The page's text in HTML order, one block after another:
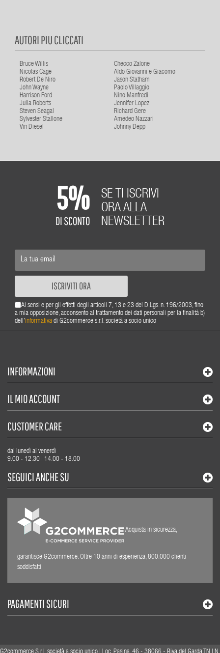
AUTORI PIU CLICCATI
Bruce Willis
Checco Zalone
Nicolas Cage
Aldo Giovanni e Giacomo
Robert De Niro
Jason Statham
John Wayne
Paolo Villaggio
Harrison Ford
Nino Manfredi
Julia Roberts
Jennifer Lopez
Steven Seagal
Richard Gere
Sylvester Stallone
Amedeo Nazzari
Vin Diesel
Johnny Depp
5%
DI SCONTO
SE TI ISCRIVI
ORA ALLA
NEWSLETTER
ISCRIVITI ORA
Ai sensi e per gli effetti degli articoli 7, 13 e 23 del D.Lgs. n. 196/2003, fino
a mia opposizione, acconsento al trattamento dei dati personali per la finalità b)
dell'informativa di G2commerce s.r.l. società a socio unico
INFORMAZIONI
IL MIO ACCOUNT
CUSTOMER CARE
dal lunedì al venerdì
9.00 - 12.30 | 14.00 - 18.00
SEGUICI ANCHE SU
Acquista in sicurezza,
garantisce G2commerce. Oltre 10 anni di esperienza, 800.000 clienti
soddisfatti
PAGAMENTI SICURI